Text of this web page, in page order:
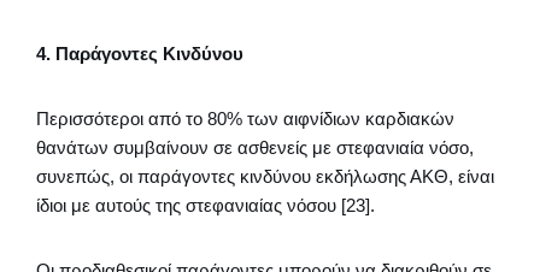
4. Παράγοντες Κινδύνου
Περισσότεροι από το 80% των αιφνίδιων καρδιακών
θανάτων συμβαίνουν σε ασθενείς με στεφανιαία νόσο,
συνεπώς, οι παράγοντες κινδύνου εκδήλωσης ΑΚΘ, είναι
ίδιοι με αυτούς της στεφανιαίας νόσου [23].